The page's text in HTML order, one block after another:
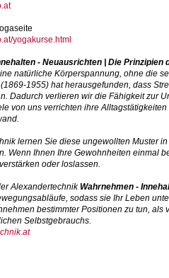
yogakurse.html
- Neuausrichten | Die Prinzipien
natürliche Körperspannung, ohne die
1955) hat herausgefunden, dass
Dadurch verlieren wir die Fähigkeit zur
von uns verrichten ihre
lernen Sie diese ungewollten Muster
Wenn Ihnen Ihre Gewohnheiten einmal
oder loslassen.
AlexandertechnikWahrnehmen -
sodass sie Ihr Leben
bestimmter Positionen zu tun, als
Selbstgebrauchs.